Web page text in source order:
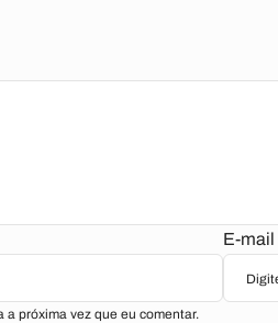
E-
próxima vez que eu comentar.